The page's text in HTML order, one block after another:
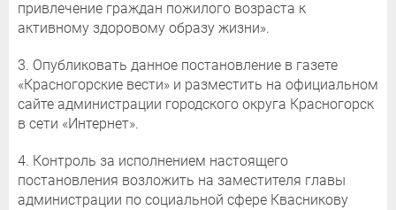
привлечение граждан пожилого возраста к
активному здоровому образу жизни».
3. Опубликовать данное постановление в газете
«Красногорские вести» и разместить на официальном
сайте администрации городского округа Красногорск
в сети «Интернет».
4. Контроль за исполнением настоящего
постановления возложить на заместителя главы
администрации по социальной сфере Квасникову